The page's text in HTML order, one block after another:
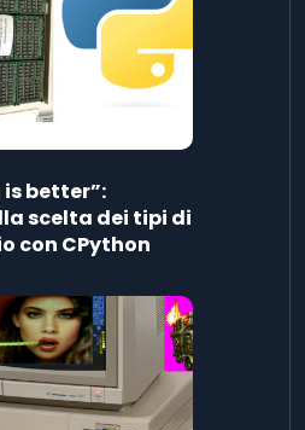
is better”:
scelta dei tipi di
con CPython